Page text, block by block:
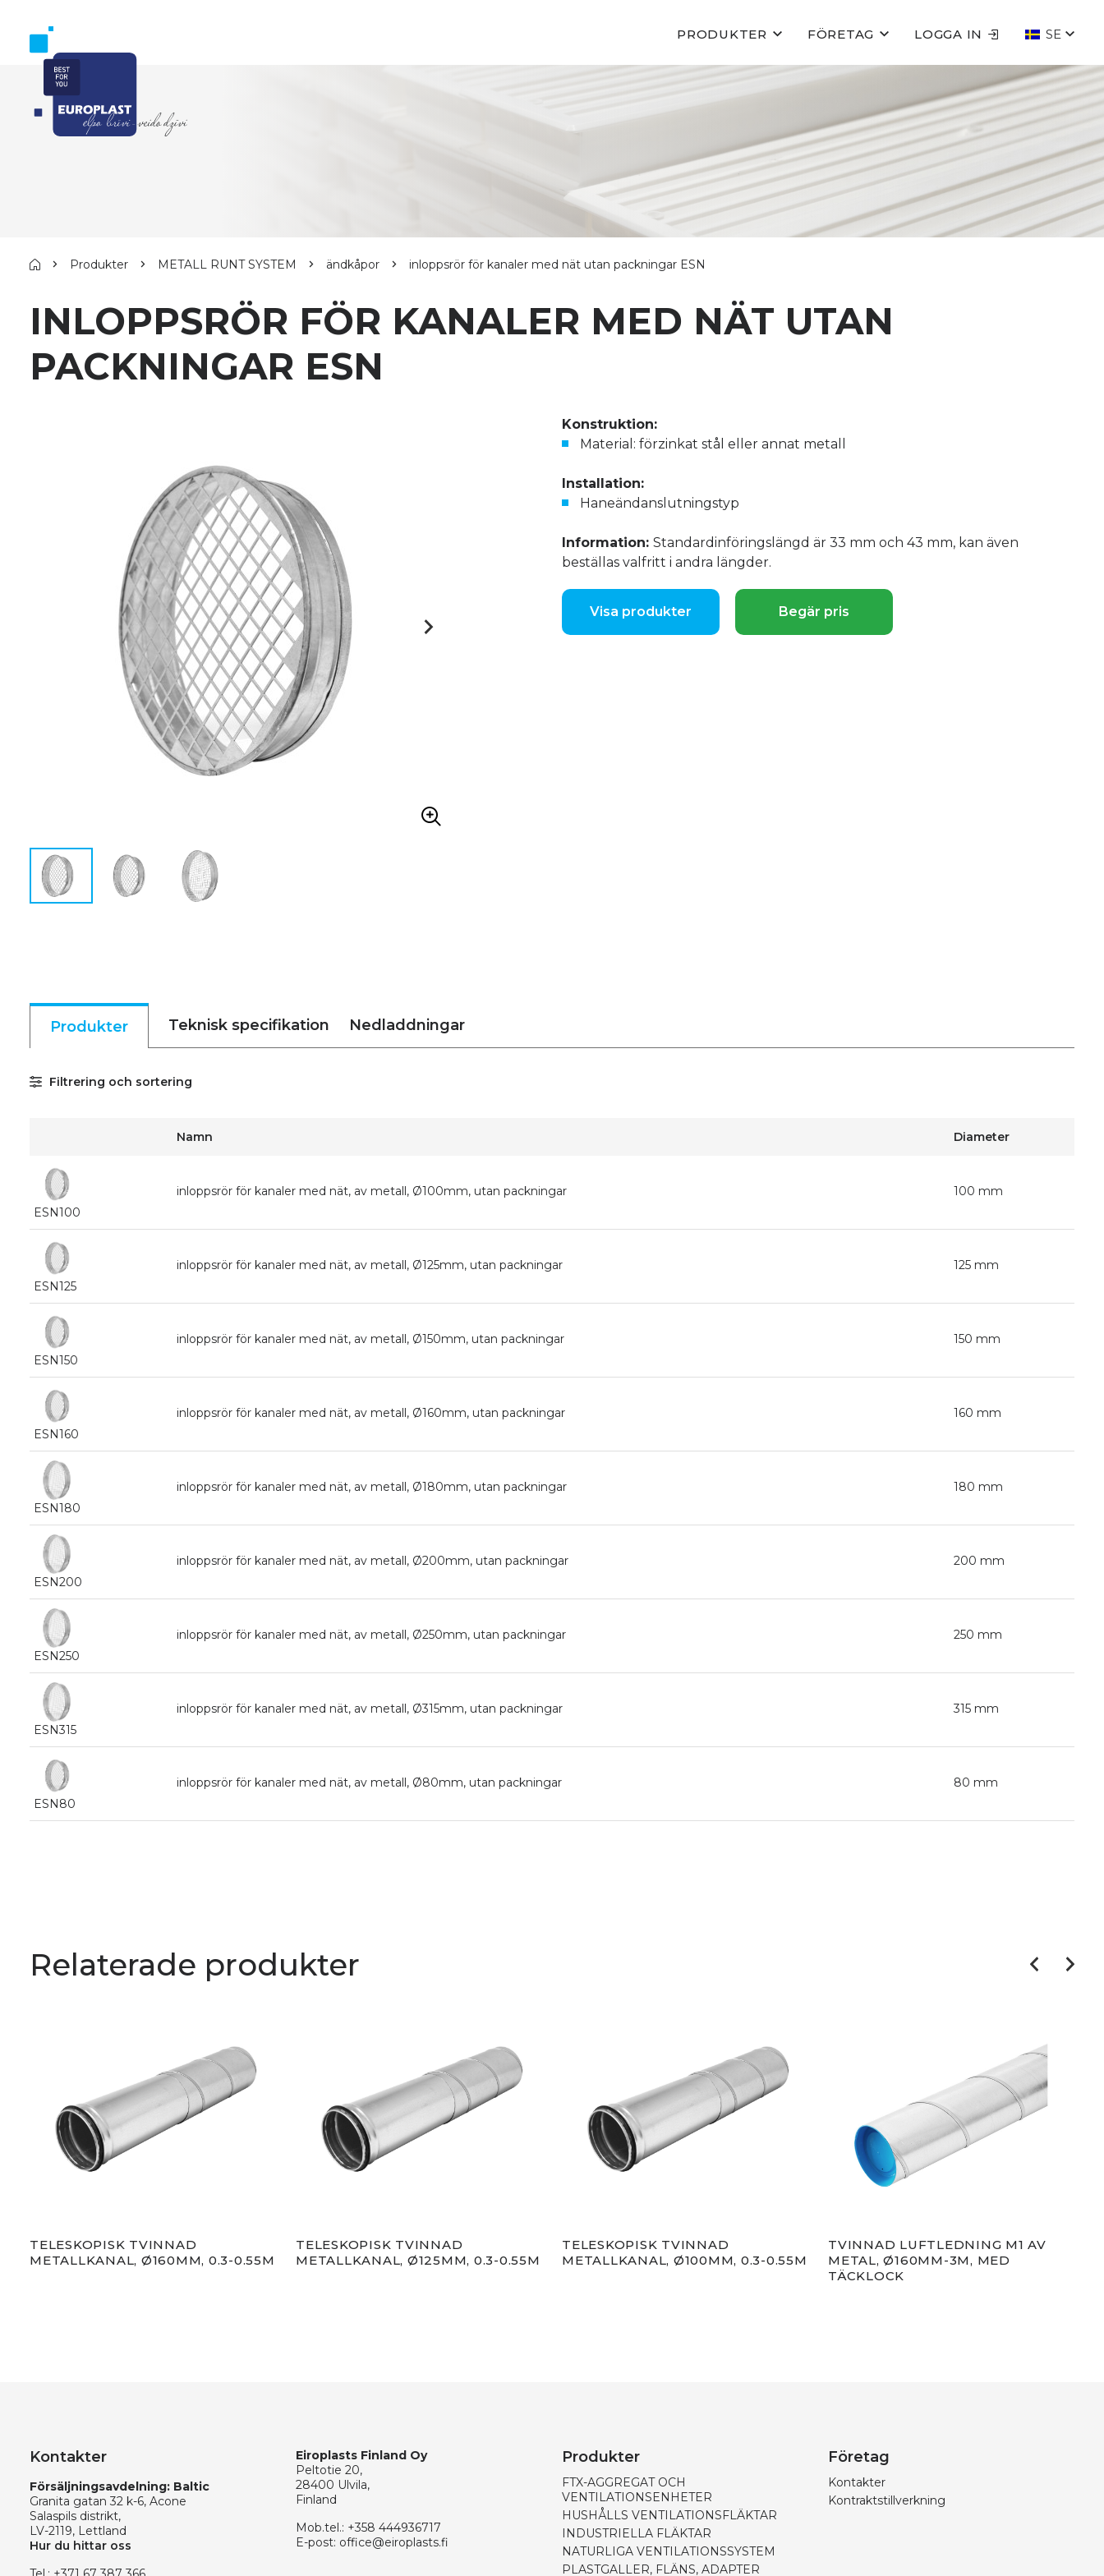
PRODUKTER FÖRETAG LOGGA IN SE
Produkter METALL RUNT SYSTEM ändkåpor inloppsrör för kanaler med nät utan packningar ESN
INLOPPSRÖR FÖR KANALER MED NÄT UTAN
PACKNINGAR ESN
Konstruktion:
Material: förzinkat stål eller annat metall
Installation:
Haneändanslutningstyp
Information: Standardinföringslängd är 33 mm och 43 mm, kan även
beställas valfritt i andra längder.
Visa produkter Begär pris
Produkter Teknisk specifikation Nedladdningar
Filtrering och sortering
Namn Diameter
ESN100
inloppsrör för kanaler med nät, av metall, Ø100mm, utan packningar 100 mm
ESN125
inloppsrör för kanaler med nät, av metall, Ø125mm, utan packningar 125 mm
ESN150
inloppsrör för kanaler med nät, av metall, Ø150mm, utan packningar 150 mm
ESN160
inloppsrör för kanaler med nät, av metall, Ø160mm, utan packningar 160 mm
ESN180
inloppsrör för kanaler med nät, av metall, Ø180mm, utan packningar 180 mm
ESN200
inloppsrör för kanaler med nät, av metall, Ø200mm, utan packningar 200 mm
ESN250
inloppsrör för kanaler med nät, av metall, Ø250mm, utan packningar 250 mm
ESN315
inloppsrör för kanaler med nät, av metall, Ø315mm, utan packningar 315 mm
ESN80
inloppsrör för kanaler med nät, av metall, Ø80mm, utan packningar 80 mm
Relaterade produkter
TELESKOPISK TVINNAD
METALLKANAL, Ø160MM, 0.3-0.55M
TELESKOPISK TVINNAD
METALLKANAL, Ø125MM, 0.3-0.55M
TELESKOPISK TVINNAD
METALLKANAL, Ø100MM, 0.3-0.55M
TVINNAD LUFTLEDNING M1 AV
METAL, Ø160MM-3M, MED
TÄCKLOCK
Kontakter
Försäljningsavdelning: Baltic
Granita gatan 32 k-6, Acone
Salaspils distrikt,
LV-2119, Lettland
Hur du hittar oss
Eiroplasts Finland Oy
Peltotie 20,
28400 Ulvila,
Finland
Mob.tel.: +358 444936717
E-post: office@eiroplasts.fi
Produkter
FTX-AGGREGAT OCH
VENTILATIONSENHETER
HUSHÅLLS VENTILATIONSFLÄKTAR
INDUSTRIELLA FLÄKTAR
NATURLIGA VENTILATIONSSYSTEM
PLASTGALLER, FLÄNS, ADAPTER
Företag
Kontakter
Kontraktstillverkning